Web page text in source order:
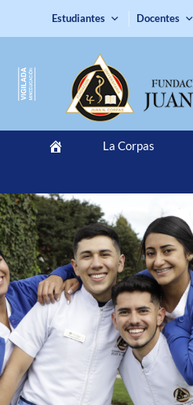
Estudiantes Docentes
La Corpas